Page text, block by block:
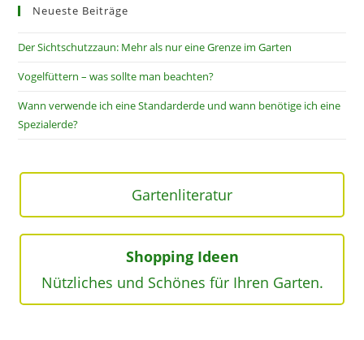
Neueste Beiträge
Der Sichtschutzzaun: Mehr als nur eine Grenze im Garten
Vogelfüttern – was sollte man beachten?
Wann verwende ich eine Standarderde und wann benötige ich eine
Spezialerde?
Gartenliteratur
Shopping Ideen
Nützliches und Schönes für Ihren Garten.